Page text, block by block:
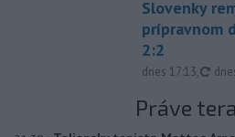
Slovenky
prípravnom
2:2
dnes 17:13,
Práve